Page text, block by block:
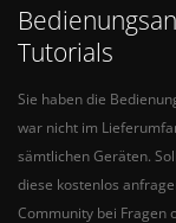
Tutorials
Sie haben die
war nicht im
sämtlichen Geräten.
diese kostenlos
Community bei Fragen